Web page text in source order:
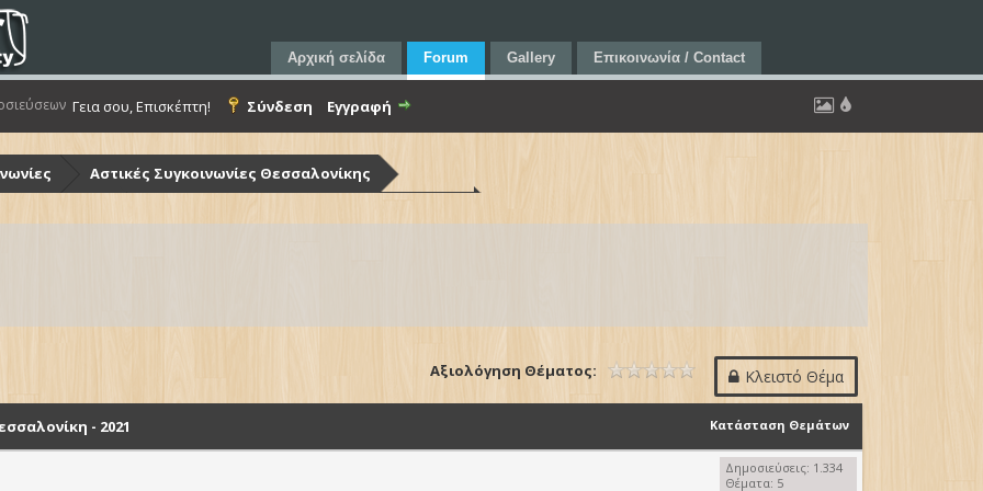
Αρχική σελίδα Forum Gallery Επικοινωνία / Contact
Γεια σου, Επισκέπτη! Σύνδεση Εγγραφή
Αστικές Συγκοινωνίες Θεσσαλονίκης
(Ο.Α.Σ.Θ.)
Κλειστό Θέμα
Αξιολόγηση Θέματος:
Κατάσταση Θεμάτων
- 2021
Δημοσιεύσεις: 1.334
Θέματα: 5